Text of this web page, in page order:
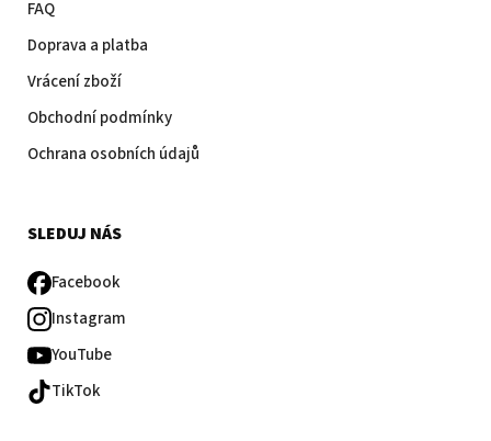
FAQ
Doprava a platba
Vrácení zboží
Obchodní podmínky
Ochrana osobních údajů
SLEDUJ NÁS
Facebook
Instagram
YouTube
TikTok